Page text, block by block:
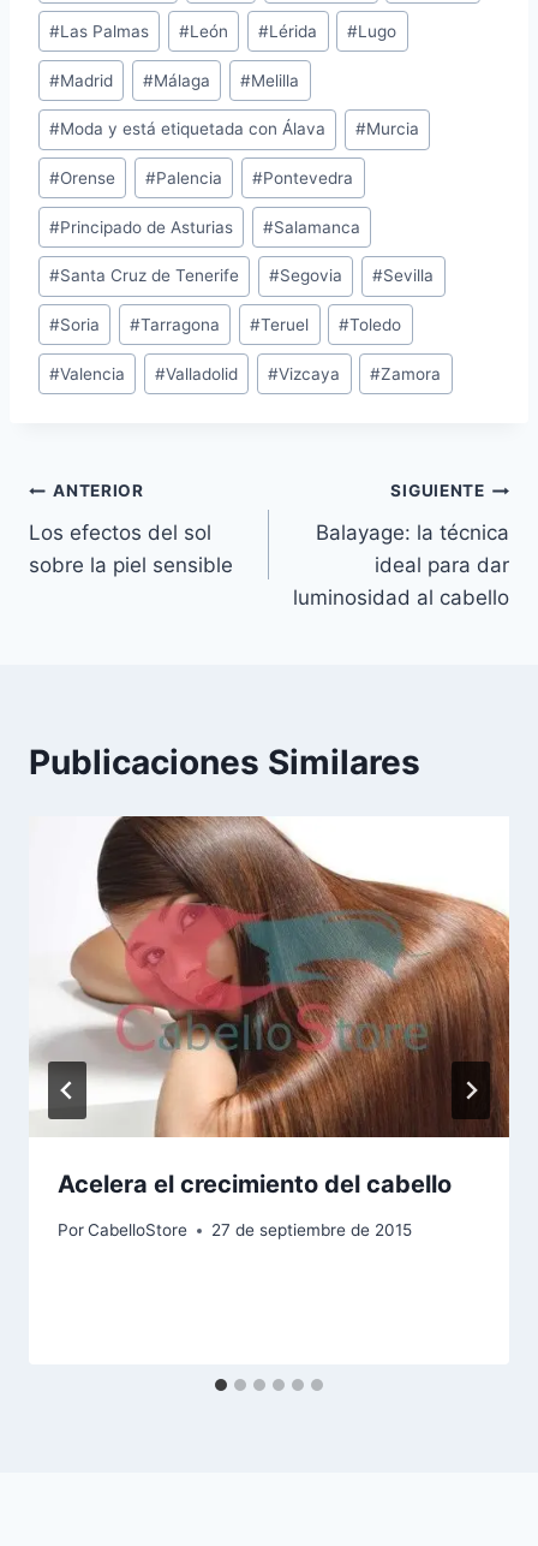
#Las Palmas #León #Lérida #Lugo
#Madrid #Málaga #Melilla
#Moda y está etiquetada con Álava #Murcia
#Orense #Palencia #Pontevedra
#Principado de Asturias #Salamanca
#Santa Cruz de Tenerife #Segovia #Sevilla
#Soria #Tarragona #Teruel #Toledo
#Valencia #Valladolid #Vizcaya #Zamora
Navegación
de
ANTERIOR
Los efectos del sol
sobre la piel sensible
SIGUIENTE
Balayage: la técnica
ideal para dar
luminosidad al cabello
Publicaciones Similares
Acelera el crecimiento del cabello
PorCabelloStore 27 de septiembre de 2015